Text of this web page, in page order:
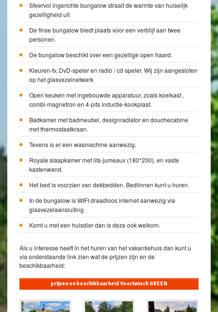
Sfeervol ingerichte bungalow straalt de warmte van huiselijk
gezelligheid uit
De finse bungalow biedt plaats voor een verblijf aan twee
personen.
De bungalow beschikt over een gezellige open haard.
Kleuren-tv, DvD-speler en radio / cd-speler. Wij zijn aangesloten
op het glasvezelnetwerk
Open keuken met ingebouwde apparatuur, zoals koelkast ,
combi-magnetron en 4-pits inductie-kookplaat.
Badkamer met badmeubel, designradiator en douchecabine
met thermostaatkraan.
Tevens is er een wasmachine aanwezig.
Royale slaapkamer met lits-jumeaux (180*200), en vaste
kastenwand.
Het bed is voorzien van dekbedden. Bedlinnen kunt u huren.
In de bungalow is WIFI draadloos internet aanwezig via
glasvezelaansluiting
Komt u met een huisdier dan is deze ook welkom.
Als u interesse heeft in het huren van het vakantiehuis dan kunt u
via onderstaande link zien wat de prijzen zijn en de
beschikbaarheid:
prijzen en beschikbaarheid Voortwisch GREEN